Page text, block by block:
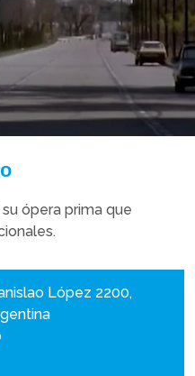
ópera prima que
López 2200,